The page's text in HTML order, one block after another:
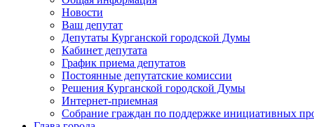
Новости
Ваш депутат
Депутаты Курганской городской Думы
Кабинет депутата
График приема депутатов
Постоянные депутатские комиссии
Решения Курганской городской Думы
Интернет-приемная
Собрание граждан по поддержке инициативных